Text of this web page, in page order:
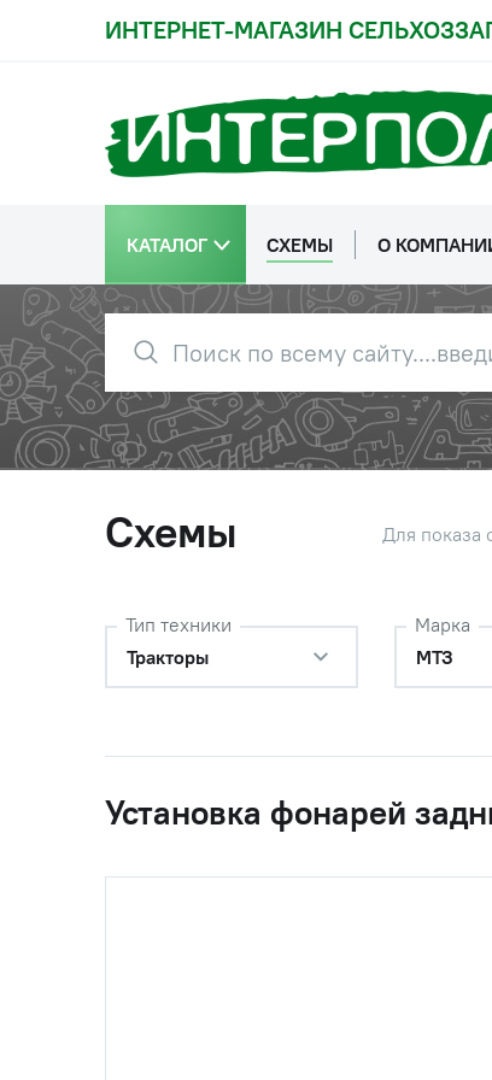
ИНТЕРНЕТ-МАГАЗИН
КАТАЛОГ СХЕМЫ О
Схемы Для показа
Тип техники
Тракторы
Марка
МТЗ
Установка фонарей